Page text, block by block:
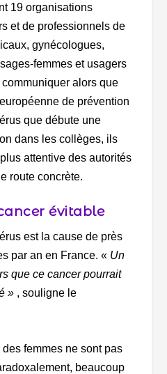
19 organisations
et de professionnels de
gynécologues,
femmes et usagers
alors que
de prévention
que débute une
dans les collèges, ils
attentive des autorités
route concrète.
évitable
est la cause de près
par an en France. « Un
que ce cancer pourrait
», souligne le
femmes ne sont pas
beaucoup